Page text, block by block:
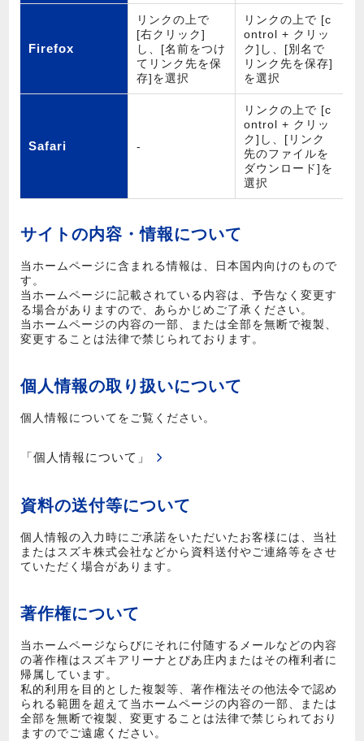
Firefox
リンクの上で
[右クリック]
し、[名前をつけ
てリンク先を保
存]を選択
リンクの上で [c
ontrol + クリッ
ク]し、[別名で
リンク先を保存]
を選択
Safari -
リンクの上で [c
ontrol + クリッ
ク]し、[リンク
先のファイルを
ダウンロード]を
選択
サイトの内容・情報について
当ホームページに含まれる情報は、日本国内向けのもので
す。
当ホームページに記載されている内容は、予告なく変更す
る場合がありますので、あらかじめご了承ください。
当ホームページの内容の一部、または全部を無断で複製、
変更することは法律で禁じられております。
個人情報の取り扱いについて
個人情報についてをご覧ください。
「個人情報について」
資料の送付等について
個人情報の入力時にご承諾をいただいたお客様には、当社
またはスズキ株式会社などから資料送付やご連絡等をさせ
ていただく場合があります。
著作権について
当ホームページならびにそれに付随するメールなどの内容
の著作権はスズキアリーナとぴあ庄内またはその権利者に
帰属しています。
私的利用を目的とした複製等、著作権法その他法令で認め
られる範囲を超えて当ホームページの内容の一部、または
全部を無断で複製、変更することは法律で禁じられており
ますのでご遠慮ください。